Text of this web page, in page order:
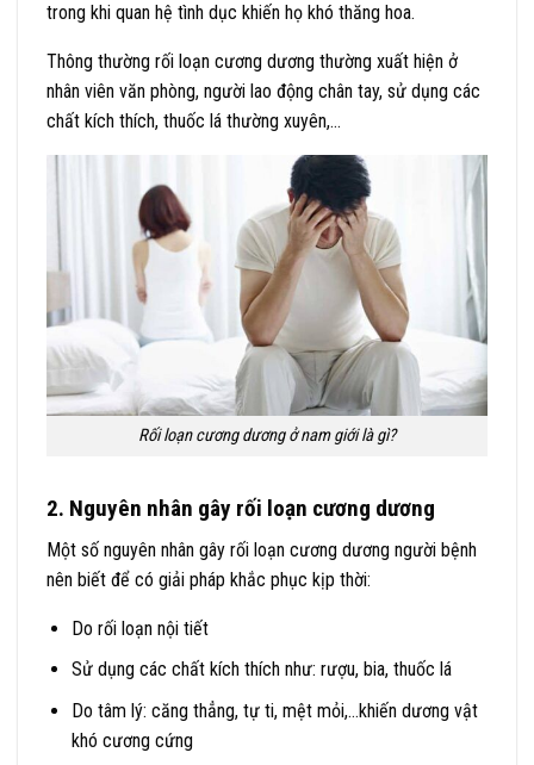
trong khi quan hệ tình dục khiến họ khó thăng hoa.
Thông thường rối loạn cương dương thường xuất hiện ở
nhân viên văn phòng, người lao động chân tay, sử dụng các
chất kích thích, thuốc lá thường xuyên,…
Rối loạn cương dương ở nam giới là gì?
2. Nguyên nhân gây rối loạn cương dương
Một số nguyên nhân gây rối loạn cương dương người bệnh
nên biết để có giải pháp khắc phục kịp thời:
Do rối loạn nội tiết
Sử dụng các chất kích thích như: rượu, bia, thuốc lá
Do tâm lý: căng thẳng, tự ti, mệt mỏi,…khiến dương vật
khó cương cứng